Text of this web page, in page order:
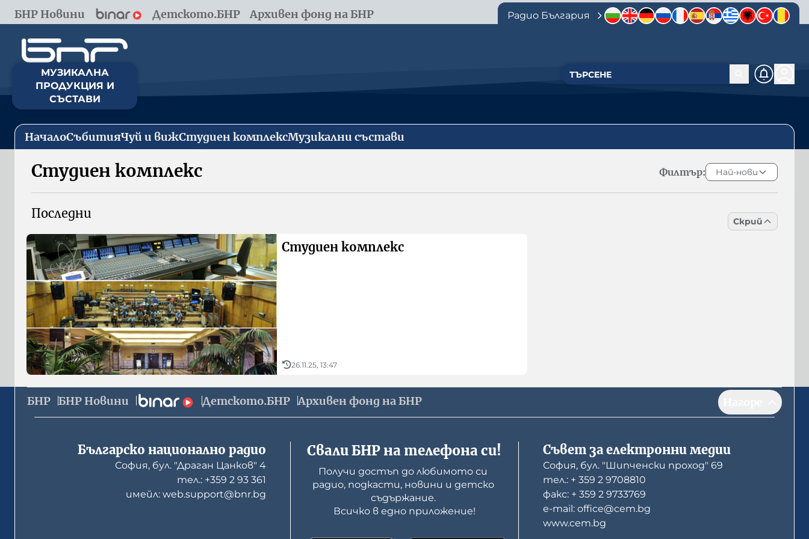
БНР Новини Детското.БНР Архивен фонд на БНР Радио България
МУЗИКАЛНА
ПРОДУКЦИЯ И
СЪСТАВИ
НачалоСъбитияЧуй и вижСтудиен комплексМузикални състави
Студиен комплекс Филтър: Най-нови
Скрий
Последни
Студиен комплекс
26.11.25, 13:47
БНР БНР Новини Детското.БНР Архивен фонд на БНР
Българско национално радио
София, бул. "Драган Цанков" 4
тел.: +359 2 93 361
имейл: web.support@bnr.bg
Свали БНР на телефона си!
Получи достъп до любимото си
радио, подкасти, новини и детско
съдържание.
Всичко в едно приложение!
Съвет за електронни медии
София, бул. "Шипченски проход" 69
тел.: + 359 2 9708810
факс: + 359 2 9733769
е-mail: office@cem.bg
www.cem.bg